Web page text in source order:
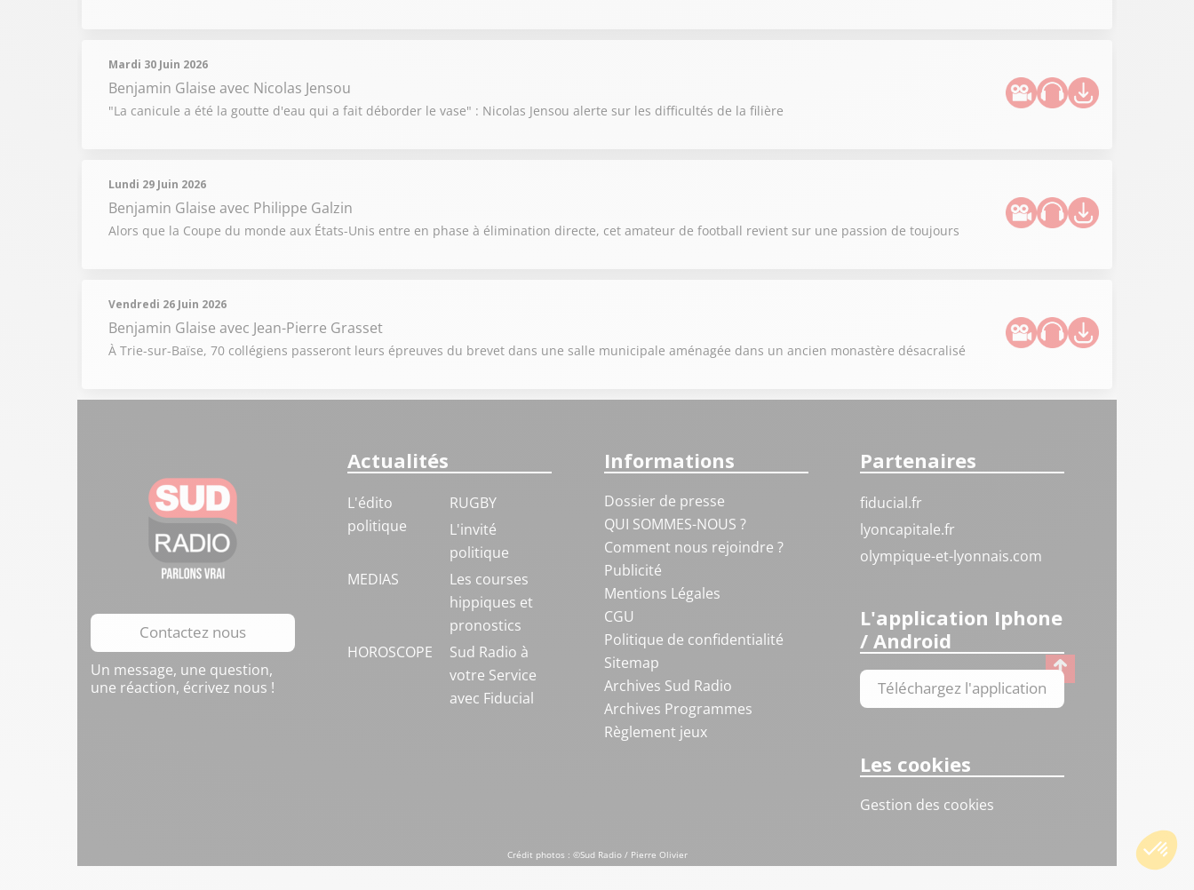
Mardi 30 Juin 2026
Benjamin Glaise avec Nicolas Jensou
"La canicule a été la goutte d'eau qui a fait déborder le vase" : Nicolas Jensou alerte sur les difficultés de la filière
Lundi 29 Juin 2026
Benjamin Glaise avec Philippe Galzin
Alors que la Coupe du monde aux États-Unis entre en phase à élimination directe, cet amateur de football revient sur une passion de toujours
Vendredi 26 Juin 2026
Benjamin Glaise avec Jean-Pierre Grasset
À Trie-sur-Baïse, 70 collégiens passeront leurs épreuves du brevet dans une salle municipale aménagée dans un ancien monastère désacralisé
Contactez nous
Un message, une question,
une réaction, écrivez nous !
Actualités
L'édito
politique
RUGBY
L'invité
politique
MEDIAS
Les courses
hippiques et
pronostics
HOROSCOPE
Sud Radio à
votre Service
avec Fiducial
Informations
Dossier de presse
QUI SOMMES-NOUS ?
Comment nous rejoindre ?
Publicité
Mentions Légales
CGU
Politique de confidentialité
Sitemap
Archives Sud Radio
Archives Programmes
Règlement jeux
Partenaires
fiducial.fr
lyoncapitale.fr
olympique-et-lyonnais.com
L'application Iphone
/ Android
Téléchargez l'application
Les cookies
Gestion des cookies
Crédit photos : ©Sud Radio / Pierre Olivier